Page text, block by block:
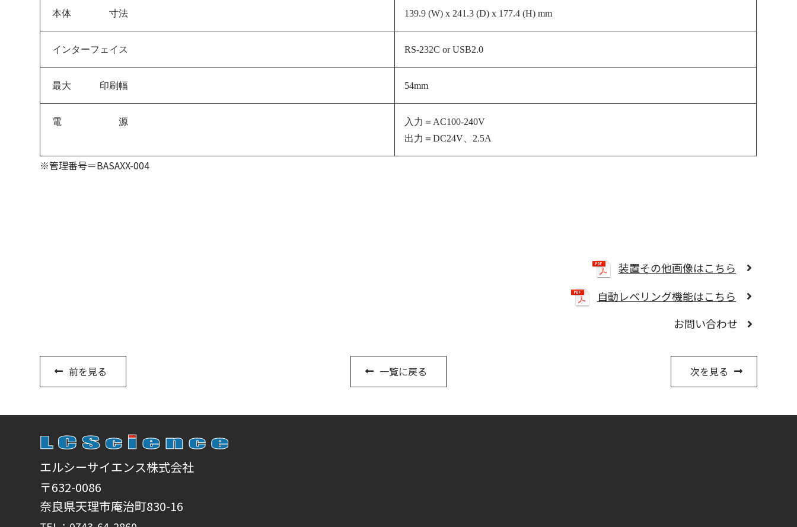
本体 寸法 139.9 (W) x 241.3 (D) x 177.4 (H) mm
インターフェイス RS-232C or USB2.0
最大 印刷幅 54mm
電 源
入力＝AC100-240V
出力＝DC24V、2.5A
※管理番号＝BASAXX-004
装置その他画像はこちら
自動レベリング機能はこちら
お問い合わせ
前を見る 一覧に戻る 次を見る
エルシーサイエンス株式会社
〒632-0086
奈良県天理市庵治町830-16